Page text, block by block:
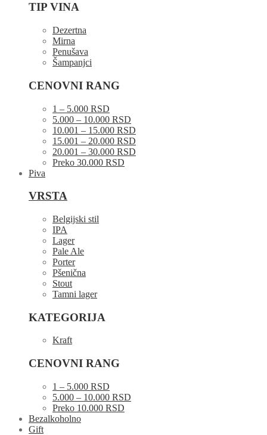
TIP VINA
Dezertna
Mirna
Penušava
Šampanjci
CENOVNI RANG
1 – 5.000 RSD
5.000 – 10.000 RSD
10.001 – 15.000 RSD
15.001 – 20.000 RSD
20.001 – 30.000 RSD
Preko 30.000 RSD
Piva
VRSTA
Belgijski stil
IPA
Lager
Pale Ale
Porter
Pšenična
Stout
Tamni lager
KATEGORIJA
Kraft
CENOVNI RANG
1 – 5.000 RSD
5.000 – 10.000 RSD
Preko 10.000 RSD
Bezalkoholno
Gift